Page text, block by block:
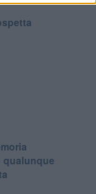
qualunque